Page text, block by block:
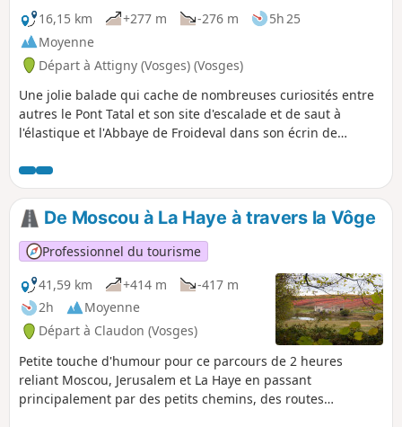
16,15 km
+277 m -276 m
5h 25
Moyenne
Départ à Attigny (Vosges) (Vosges)
Une jolie balade qui cache de nombreuses curiosités entre
autres le Pont Tatal et son site d'escalade et de saut à
l'élastique et l'Abbaye de Froideval dans son écrin de
tout au long du parcours.
De Moscou à La Haye à travers la Vôge
Professionnel du tourisme
41,59 km
+414 m
-417 m
2h
Moyenne
Départ à Claudon (Vosges)
Petite touche d'humour pour ce parcours de 2 heures
reliant Moscou, Jerusalem et La Haye en passant
principalement par des petits chemins, des routes